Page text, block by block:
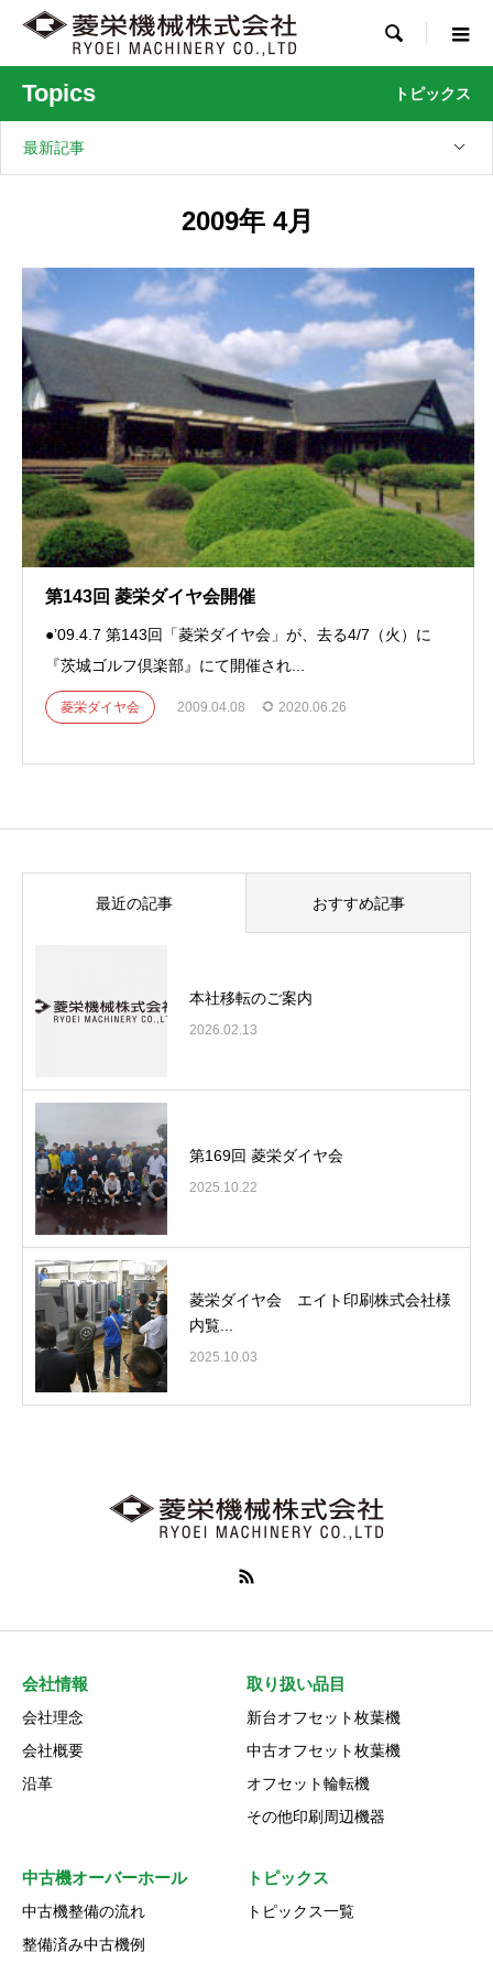

Topics トピックス
最新記事
2009年 4月
第143回 菱栄ダイヤ会開催
●’09.4.7 第143回「菱栄ダイヤ会」が、去る4/7（火）に
『茨城ゴルフ倶楽部』にて開催され...
菱栄ダイヤ会 2009.04.08 2020.06.26
最近の記事 おすすめ記事
本社移転のご案内
2026.02.13
第169回 菱栄ダイヤ会
2025.10.22
菱栄ダイヤ会 エイト印刷株式会社様
内覧...
2025.10.03
会社情報
会社理念
会社概要
沿革
取り扱い品目
新台オフセット枚葉機
中古オフセット枚葉機
オフセット輪転機
その他印刷周辺機器
中古機オーバーホール
中古機整備の流れ
整備済み中古機例
トピックス
トピックス一覧